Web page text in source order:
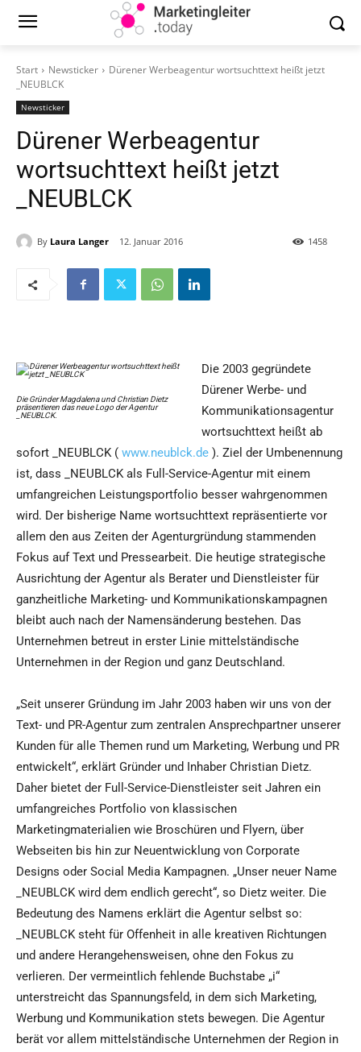
Start Newsticker
Dürener Werbeagentur wortsuchttext heißt jetzt
_NEUBLCK
Newsticker
Dürener Werbeagentur
wortsuchttext heißt jetzt
_NEUBLCK
By Laura Langer 12. Januar 2016 1458
Die Gründer Magdalena und Christian Dietz
präsentieren das neue Logo der Agentur
_NEUBLCK.
Die 2003 gegründete
Dürener Werbe- und
Kommunikationsagentur
wortsuchttext heißt ab
sofort _NEUBLCK ( www.neublck.de ). Ziel der Umbenennung
ist, dass _NEUBLCK als Full-Service-Agentur mit einem
umfangreichen Leistungsportfolio besser wahrgenommen
wird. Der bisherige Name wortsuchttext repräsentierte vor
allem den aus Zeiten der Agenturgründung stammenden
Fokus auf Text und Pressearbeit. Die heutige strategische
Ausrichtung der Agentur als Berater und Dienstleister für
ganzheitliche Marketing- und Kommunikationskampagnen
bleibt auch nach der Namensänderung bestehen. Das
Unternehmen betreut in erster Linie mittelständische
Unternehmen in der Region und ganz Deutschland.
„Seit unserer Gründung im Jahr 2003 haben wir uns von der
Text- und PR-Agentur zum zentralen Ansprechpartner unserer
Kunden für alle Themen rund um Marketing, Werbung und PR
entwickelt“, erklärt Gründer und Inhaber Christian Dietz.
Daher bietet der Full-Service-Dienstleister seit Jahren ein
umfangreiches Portfolio von klassischen
Marketingmaterialien wie Broschüren und Flyern, über
Webseiten bis hin zur Neuentwicklung von Corporate
Designs oder Social Media Kampagnen. „Unser neuer Name
_NEUBLCK wird dem endlich gerecht“, so Dietz weiter. Die
Bedeutung des Namens erklärt die Agentur selbst so:
_NEUBLCK steht für Offenheit in alle kreativen Richtungen
und andere Herangehensweisen, ohne den Fokus zu
verlieren. Der vermeintlich fehlende Buchstabe „i“
unterstreicht das Spannungsfeld, in dem sich Marketing,
Werbung und Kommunikation stets bewegen. Die Agentur
berät vor allem mittelständische Unternehmen der Region in